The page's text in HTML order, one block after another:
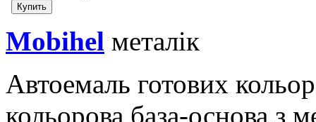
Mobihel металік
Автоемаль готових
кольорова база-основа з